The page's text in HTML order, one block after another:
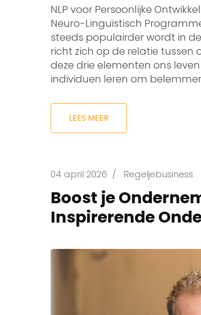
NLP voor Persoonlijke
Neuro-Linguïstisch
steeds populairder wordt in
richt zich op de relatie tussen
deze drie elementen ons
individuen leren om
LEES MEER
04 april 2026 / Regeljebusiness
Boost je
Inspirerende